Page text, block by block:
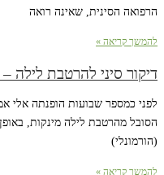
הרפואה הסינית, שאינה רואה
להמשך קריאה »
דיקור סיני להרטבת לילה
הסובל מהרטבת לילה מינקות,
(הורמונלי)
להמשך קריאה »